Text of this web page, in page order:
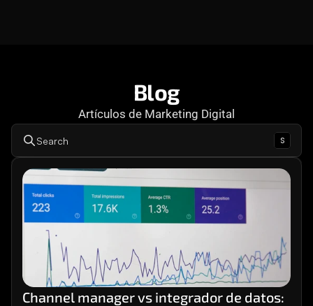
MHA Intelligence
Google Ads
Facebook Ads
Desarrollo Web
Automatización
Email marketing
RESOURCES
Blog
Blog
Artículos de Marketing Digital
Search s
Channel manager vs integrador de datos: